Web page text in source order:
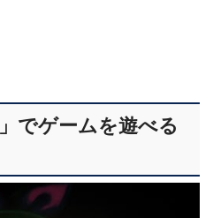
でゲームを遊べる